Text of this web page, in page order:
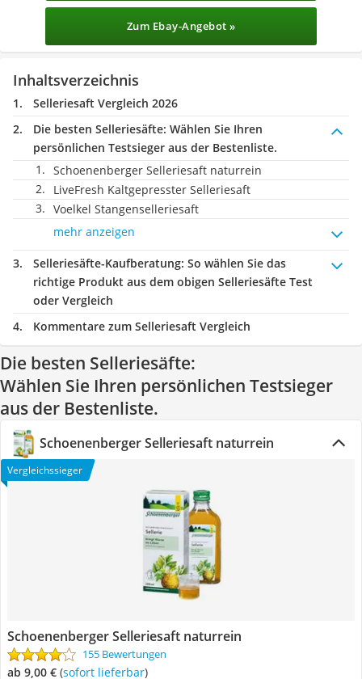
Zum Ebay-Angebot »
Inhaltsverzeichnis
Selleriesaft Vergleich 2026
Die besten Selleriesäfte: Wählen Sie Ihren
persönlichen Testsieger aus der Bestenliste.
Schoenenberger Selleriesaft naturrein
LiveFresh Kaltgepresster Selleriesaft
Voelkel Stangenselleriesaft
mehr anzeigen
Selleriesäfte-Kaufberatung: So wählen Sie das
richtige Produkt aus dem obigen Selleriesäfte Test
oder Vergleich
Kommentare zum Selleriesaft Vergleich
Die besten Selleriesäfte:
Wählen Sie Ihren persönlichen Testsieger
aus der Bestenliste.
Schoenenberger Selleriesaft naturrein
Vergleichssieger
Schoenenberger Selleriesaft naturrein
155 Bewertungen
ab 9,00 € ( Sofort lieferbar)